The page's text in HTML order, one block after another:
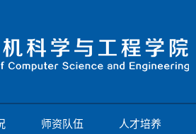
师资队伍 人才培养